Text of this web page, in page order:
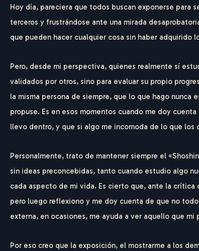
FED
Hoy día, pareciera que todos buscan exponerse para
terceros y frustrándose ante una mirada
que pueden hacer cualquier cosa sin haber adquirido
Pero, desde mi perspectiva, quienes realmente sí
validados por otros, sino para evaluar su propio
la misma persona de siempre, que lo que hago nunca
propuse. Es en esos momentos cuando me doy
llevo dentro, y que si algo me incomoda de lo que los
Personalmente, trato de mantener siempre el
sin ideas preconcebidas, tanto cuando estudio algo
cada aspecto de mi vida. Es cierto que, ante la
pero luego reflexiono y me doy cuenta de que no
externa, en ocasiones, me ayuda a ver aquello que
Por eso creo que la exposición, el mostrarme a los